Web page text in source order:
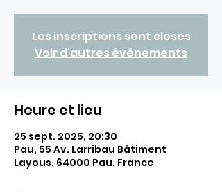
Les inscriptions sont closes
Voir d'autres événements
Heure et lieu
25 sept. 2025, 20:30
Pau, 55 Av. Larribau Bâtiment
Layous, 64000 Pau, France